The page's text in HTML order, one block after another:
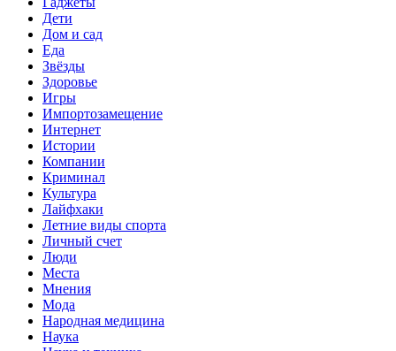
Дети
Дом и сад
Еда
Звёзды
Здоровье
Игры
Импортозамещение
Интернет
Истории
Компании
Криминал
Культура
Лайфхаки
Летние виды спорта
Личный счет
Люди
Места
Мнения
Мода
Народная медицина
Наука